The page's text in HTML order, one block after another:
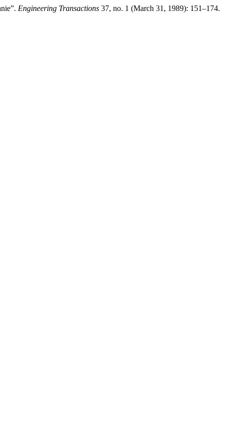
Engineering Transactions 37, no. 1 (March 31, 1989): 151–174.